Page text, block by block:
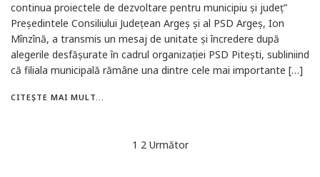
continua proiectele de dezvoltare pentru municipiu și județ”
Președintele Consiliului Județean Argeș și al PSD Argeș, Ion
Mînzînă, a transmis un mesaj de unitate și încredere după
alegerile desfășurate în cadrul organizației PSD Pitești, subliniind
că filiala municipală rămâne una dintre cele mai importante […]
CITEȘTE MAI MULT...
1 2 Următor